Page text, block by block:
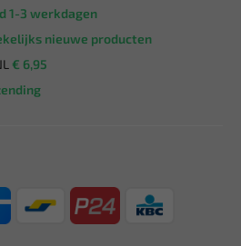
1-3 werkdagen
nieuwe producten
€ 6,95